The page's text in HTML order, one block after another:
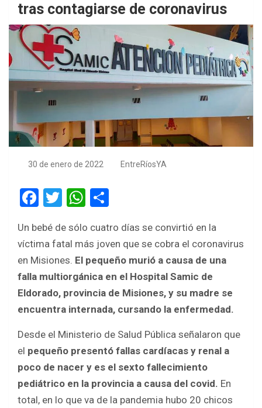
tras contagiarse de coronavirus
30 de enero de 2022 EntreRíosYA
F
ce
b
o
o
k
T
tt
er
W
at
s
A
p
p
ar
e
Un bebé de sólo cuatro días se convirtió en la
víctima fatal más joven que se cobra el coronavirus
en Misiones. El pequeño murió a causa de una
falla multiorgánica en el Hospital Samic de
Eldorado, provincia de Misiones, y su madre se
encuentra internada, cursando la enfermedad.
Desde el Ministerio de Salud Pública señalaron que
el pequeño presentó fallas cardíacas y renal a
poco de nacer y es el sexto fallecimiento
pediátrico en la provincia a causa del covid. En
total, en lo que va de la pandemia hubo 20 chicos